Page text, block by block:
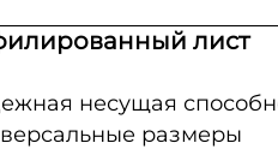
лист
несущая
размеры